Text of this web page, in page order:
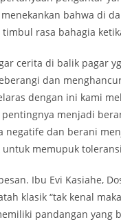
bahwa di
rasa bahagia
cerita di balik pagar
dan
dengan ini kami
menjadi
negatife dan berani
memupuk
Ibu Evi Kasiahe,
klasik “tak kenal
pandangan yang